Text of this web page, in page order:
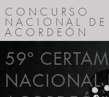
CONCURSO
NACIONAL DE
ACORDEÓN
59º
NACIONAL